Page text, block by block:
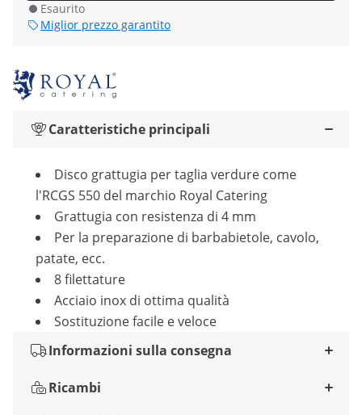
Esaurito
Miglior prezzo garantito
Caratteristiche principali
Disco grattugia per taglia verdure come
l'RCGS 550 del marchio Royal Catering
Grattugia con resistenza di 4 mm
Per la preparazione di barbabietole, cavolo,
patate, ecc.
8 filettature
Acciaio inox di ottima qualità
Sostituzione facile e veloce
Informazioni sulla consegna
Ricambi